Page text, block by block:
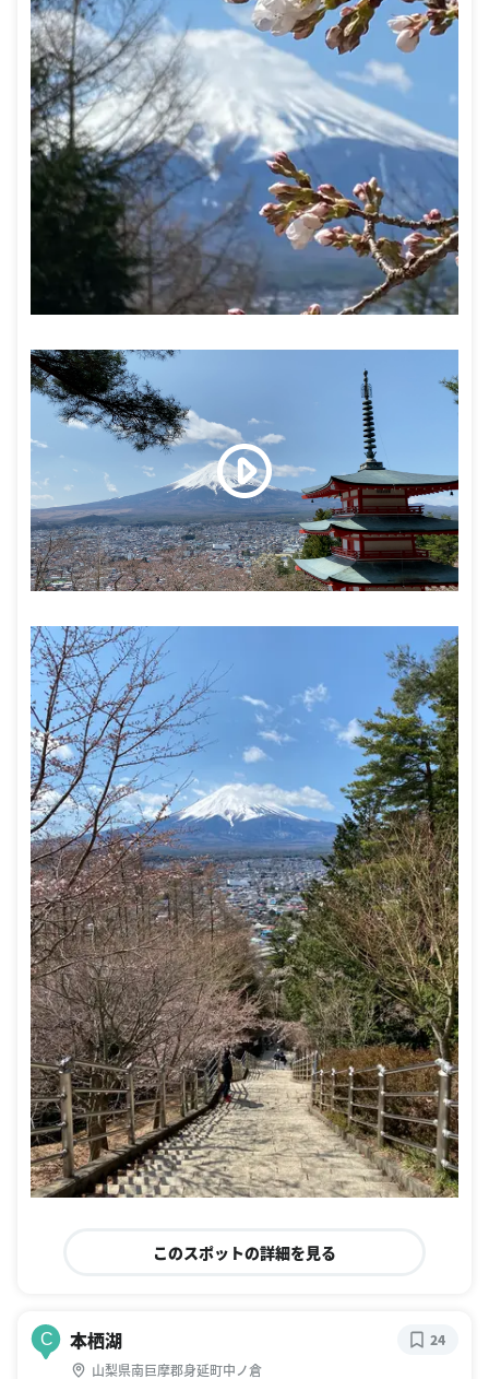
このスポットの詳細を見る
C 本栖湖
山梨県南巨摩郡身延町中ノ倉
24